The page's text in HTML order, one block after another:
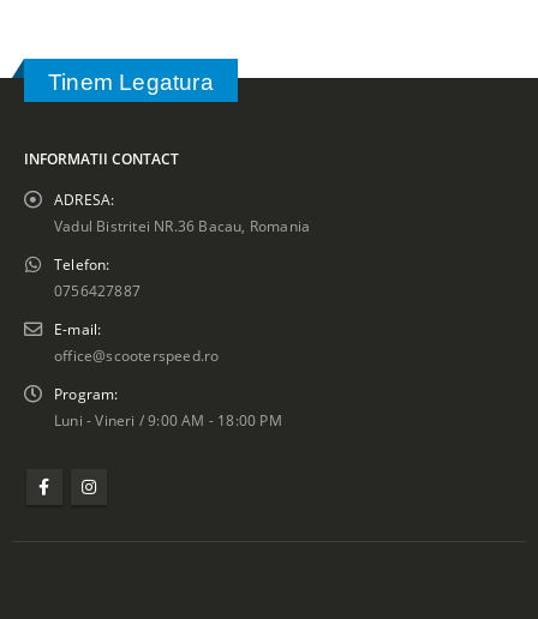
Tinem Legatura
INFORMATII CONTACT
ADRESA:
Vadul Bistritei NR.36 Bacau, Romania
Telefon:
0756427887
E-mail:
office@scooterspeed.ro
Program:
Luni - Vineri / 9:00 AM - 18:00 PM